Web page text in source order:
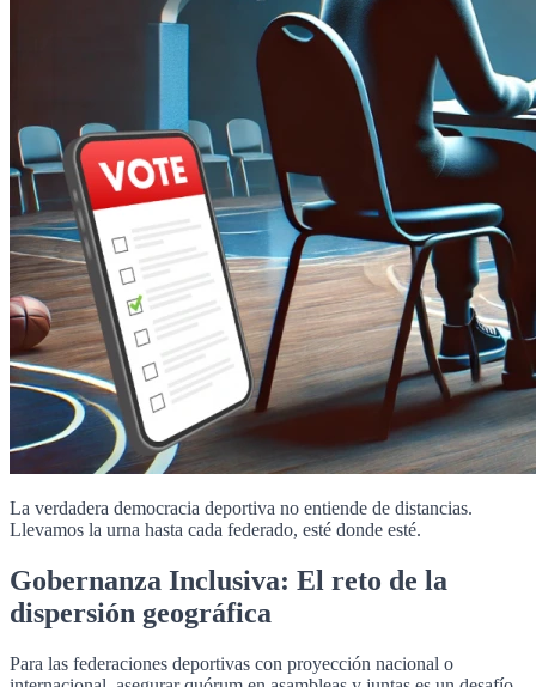
La verdadera democracia deportiva no entiende de distancias.
Llevamos la urna hasta cada federado, esté donde esté.
Gobernanza Inclusiva: El reto de la
dispersión geográfica
Para las federaciones deportivas con proyección nacional o